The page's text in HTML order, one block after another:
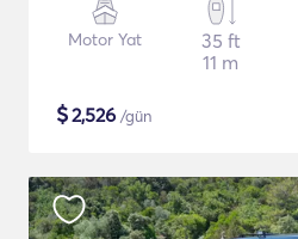
Motor Yat
35 ft
11 m
$2,526 /gün